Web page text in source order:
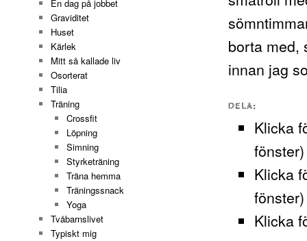
borta med,
innan jag
DELA:
Klicka
fönster)
Klicka
fönster)
Klicka
En dag på jobbet
Graviditet
Huset
Kärlek
Mitt så kallade liv
Osorterat
Tilia
Träning
Crossfit
Löpning
Simning
Styrketräning
Träna hemma
Träningssnack
Yoga
Tvåbarnslivet
Typiskt mig